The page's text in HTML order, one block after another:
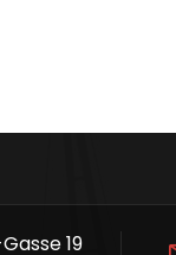
19